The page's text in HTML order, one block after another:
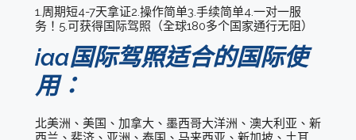
1.周期短4-7天拿证2.操作简单3.手续简单4.一对一服
务！5.可获得国际驾照（全球180多个国家通行无阻）
iaa国际驾照适合的国际使
用：
北美洲、美国、加拿大、墨西哥大洋洲、澳大利亚、新